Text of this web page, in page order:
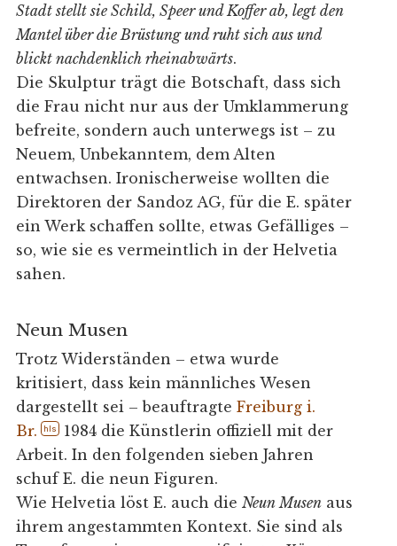
Stadt stellt sie Schild, Speer und Koffer ab, legt den
Mantel über die Brüstung und ruht sich aus und
blickt nachdenklich rheinabwärts.
Die Skulptur trägt die Botschaft, dass sich
die Frau nicht nur aus der Umklammerung
befreite, sondern auch unterwegs ist – zu
Neuem, Unbekanntem, dem Alten
entwachsen. Ironischerweise wollten die
Direktoren der Sandoz AG, für die E. später
ein Werk schaffen sollte, etwas Gefälliges –
so, wie sie es vermeintlich in der Helvetia
sahen.
Neun Musen
Trotz Widerständen – etwa wurde
kritisiert, dass kein männliches Wesen
dargestellt sei – beauftragte Freiburg i.
Br.
hls 1984 die Künstlerin offiziell mit der
Arbeit. In den folgenden sieben Jahren
schuf E. die neun Figuren.
Wie Helvetia löst E. auch die Neun Musenaus
ihrem angestammten Kontext. Sie sind als